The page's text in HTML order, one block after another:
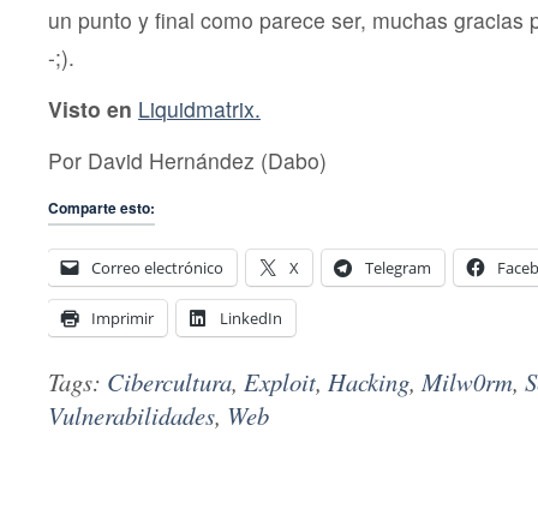
un punto y final como parece ser, muchas gracias
-;).
Visto en Liquidmatrix.
Por David Hernández (Dabo)
Comparte esto:
Correo electrónico X Telegram
Imprimir LinkedIn
Tags: Cibercultura, Exploit, Hacking,Milw0rm,
Vulnerabilidades, Web